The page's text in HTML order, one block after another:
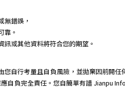
無錯誤，
靠。
或其他資料將符合您的期望。
自行考量且自負風險，並拋棄因前開
自負完全責任。您自簡單有譜 Jianpu